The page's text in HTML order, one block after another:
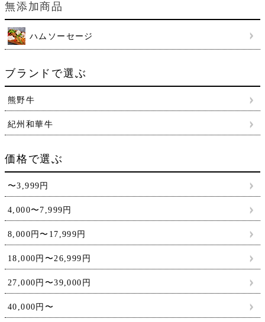
無添加商品
ハムソーセージ
ブランドで選ぶ
熊野牛
紀州和華牛
価格で選ぶ
〜3,999円
4,000〜7,999円
8,000円〜17,999円
18,000円〜26,999円
27,000円〜39,000円
40,000円〜